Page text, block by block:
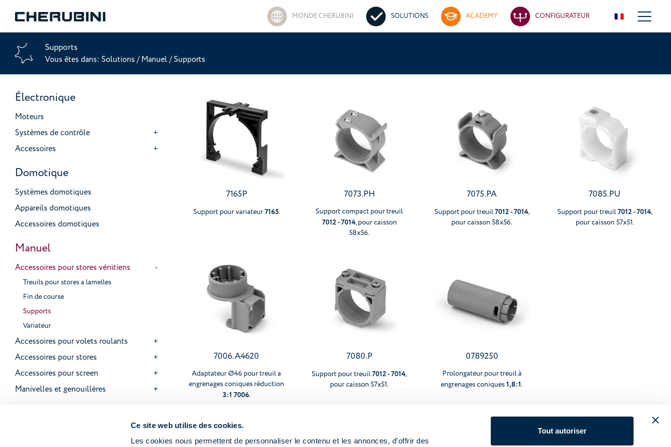
Ce site web utilise des cookies.
Les cookies nous permettent de personnaliser le contenu et les annonces, d'offrir des
Tout autoriser
MONDE CHERUBINI SOLUTIONS ACADEMY CONFIGURATEUR
Supports
Vous êtes dans: Solutions/ Manuel/ Supports
Électronique
Moteurs
Systèmes de contrôle
Accessoires
Domotique
Systèmes domotiques
Appareils domotiques
Accessoires domotiques
Manuel
Accessoires pour stores vénitiens
Treuils pour stores a lamelles
Fin de course
Supports
Variateur
Accessoires pour volets roulants
Accessoires pour stores
Accessoires pour screen
Manivelles et genouillères
7165P
Support pour variateur7165.
7073.PH
Support compact pour treuil
7012 - 7014, pour caisson
58x56.
7075.PA
Support pour treuil7012 - 7014,
pour caisson 58x56.
7085.PU
Support pour treuil7012 - 7014,
pour caisson 57x51.
7006.A4620
Adaptateur Ø46 pour treuil a
engrenages coniques réduction
3:1 7006.
7080.P
Support pour treuil7012 - 7014,
pour caisson 57x51.
0789250
Prolongateur pour treuil à
engrenages coniques1,8:1.